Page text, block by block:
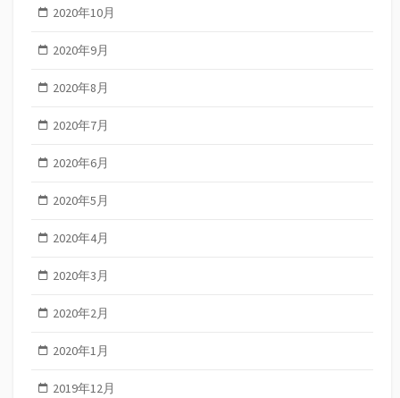
2020年10月
2020年9月
2020年8月
2020年7月
2020年6月
2020年5月
2020年4月
2020年3月
2020年2月
2020年1月
2019年12月